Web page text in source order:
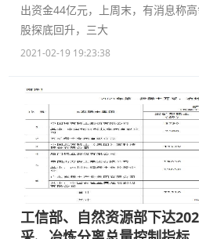
出资金44亿元，上周末，有消息称
股探底回升，三大
2021-02-19 19:23:38
工信部、自然资源部下达